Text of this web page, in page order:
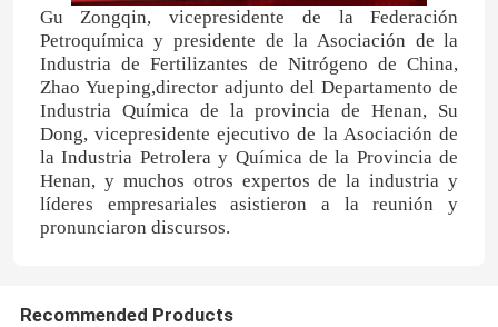
Gu Zongqin, vicepresidente de la Federación
Petroquímica y presidente de la Asociación de la
Industria de Fertilizantes de Nitrógeno de China,
Zhao Yueping,director adjunto del Departamento de
Industria Química de la provincia de Henan, Su
Dong, vicepresidente ejecutivo de la Asociación de
la Industria Petrolera y Química de la Provincia de
Henan, y muchos otros expertos de la industria y
líderes empresariales asistieron a la reunión y
pronunciaron discursos.
Recommended Products